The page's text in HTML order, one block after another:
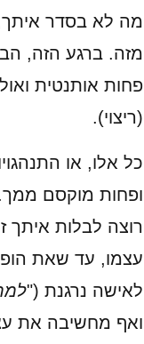
מה לא בסדר
מזה. ברגע הזה,
פחות אותנטית
(ריצוי).
כל אלו, או
ופחות מוקסם
רוצה לבלות איתך
עצמו, עד שאת
לאישה נרגנת ("
ואף מחשיבה את